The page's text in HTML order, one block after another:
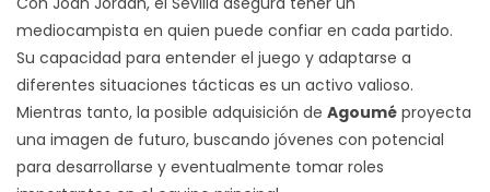
mediocampista en quien puede confiar en cada partido.
Su capacidad para entender el juego y adaptarse a
diferentes situaciones tácticas es un activo valioso.
Mientras tanto, la posible adquisición de Agoumé proyecta
una imagen de futuro, buscando jóvenes con potencial
para desarrollarse y eventualmente tomar roles